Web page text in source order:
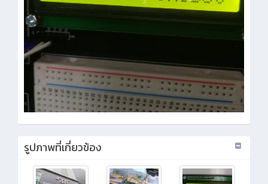
รูปภาพที่เกี่ยวข้อง